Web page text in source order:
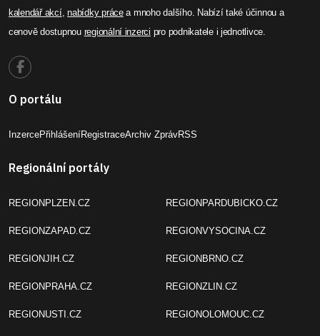
kalendář akcí,nabídky prácea mnoho dalšího. Nabízí také účinnou a
cenově dostupnou regionální inzerci pro podnikatele i jednotlivce.
O portálu
InzercePřihlášeníRegistraceArchiv ZprávRSS
Regionální portály
REGIONPLZEN.CZ
REGIONZAPAD.CZ
REGIONJIH.CZ
REGIONPRAHA.CZ
REGIONUSTI.CZ
REGIONPARDUBICKO.CZ
REGIONVYSOCINA.CZ
REGIONBRNO.CZ
REGIONZLIN.CZ
REGIONOLOMOUC.CZ